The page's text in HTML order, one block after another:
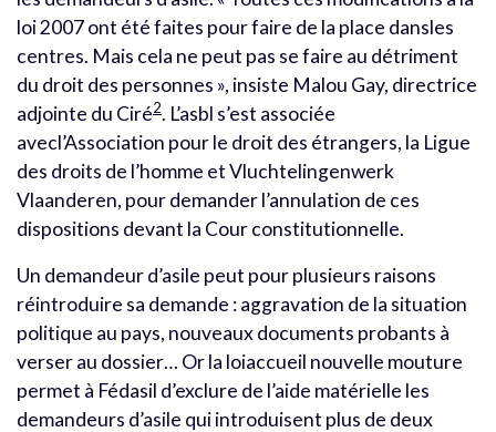
loi 2007 ont été faites pour faire de la place dansles
centres. Mais cela ne peut pas se faire au détriment
du droit des personnes », insiste Malou Gay, directrice
adjointe du Ciré2. L’asbl s’est associée
avecl’Association pour le droit des étrangers, la Ligue
des droits de l’homme et Vluchtelingenwerk
Vlaanderen, pour demander l’annulation de ces
dispositions devant la Cour constitutionnelle.
Un demandeur d’asile peut pour plusieurs raisons
réintroduire sa demande : aggravation de la situation
politique au pays, nouveaux documents probants à
verser au dossier… Or la loiaccueil nouvelle mouture
permet à Fédasil d’exclure de l’aide matérielle les
demandeurs d’asile qui introduisent plus de deux